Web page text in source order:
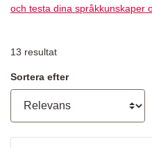
och testa dina språkkunskaper
13 resultat
Sortera efter